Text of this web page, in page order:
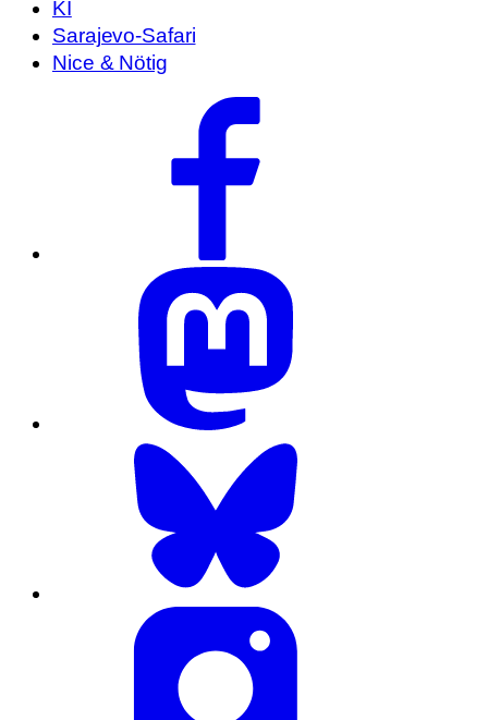
KI
Sarajevo-Safari
Nice & Nötig